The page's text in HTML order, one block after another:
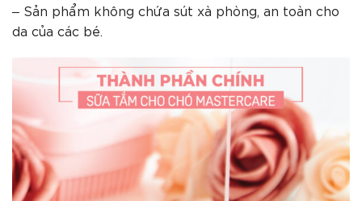
– Sản phẩm không chứa sút xà phòng, an toàn cho
da của các bé.